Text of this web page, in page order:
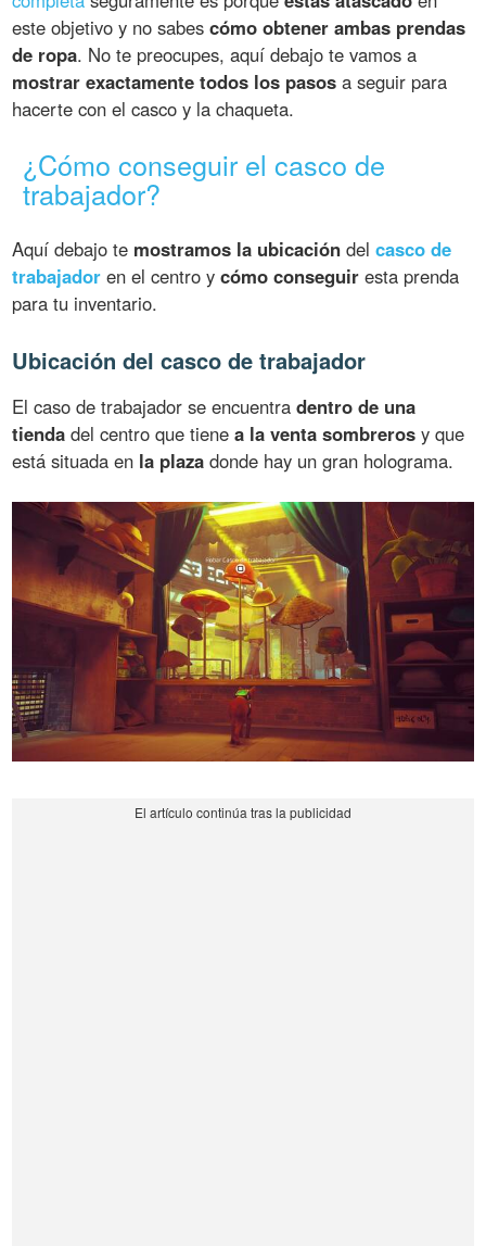
este objetivo y no sabescómo obtener ambas prendas
de ropa. No te preocupes, aquí debajo te vamos a
mostrar exactamente todos los pasos a seguir para
hacerte con el casco y la chaqueta.
¿Cómo conseguir el casco de
trabajador?
Aquí debajo te mostramos la ubicación delcasco de
trabajador en el centro ycómo conseguir esta prenda
para tu inventario.
Ubicación del casco de trabajador
El caso de trabajador se encuentradentro de una
tienda del centro que tienea la venta sombreros y que
está situada en la plaza donde hay un gran holograma.